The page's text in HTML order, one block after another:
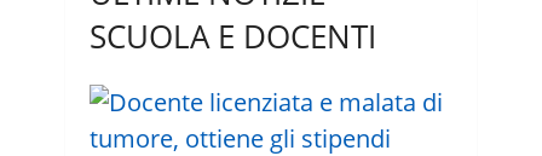
SCUOLA E DOCENTI